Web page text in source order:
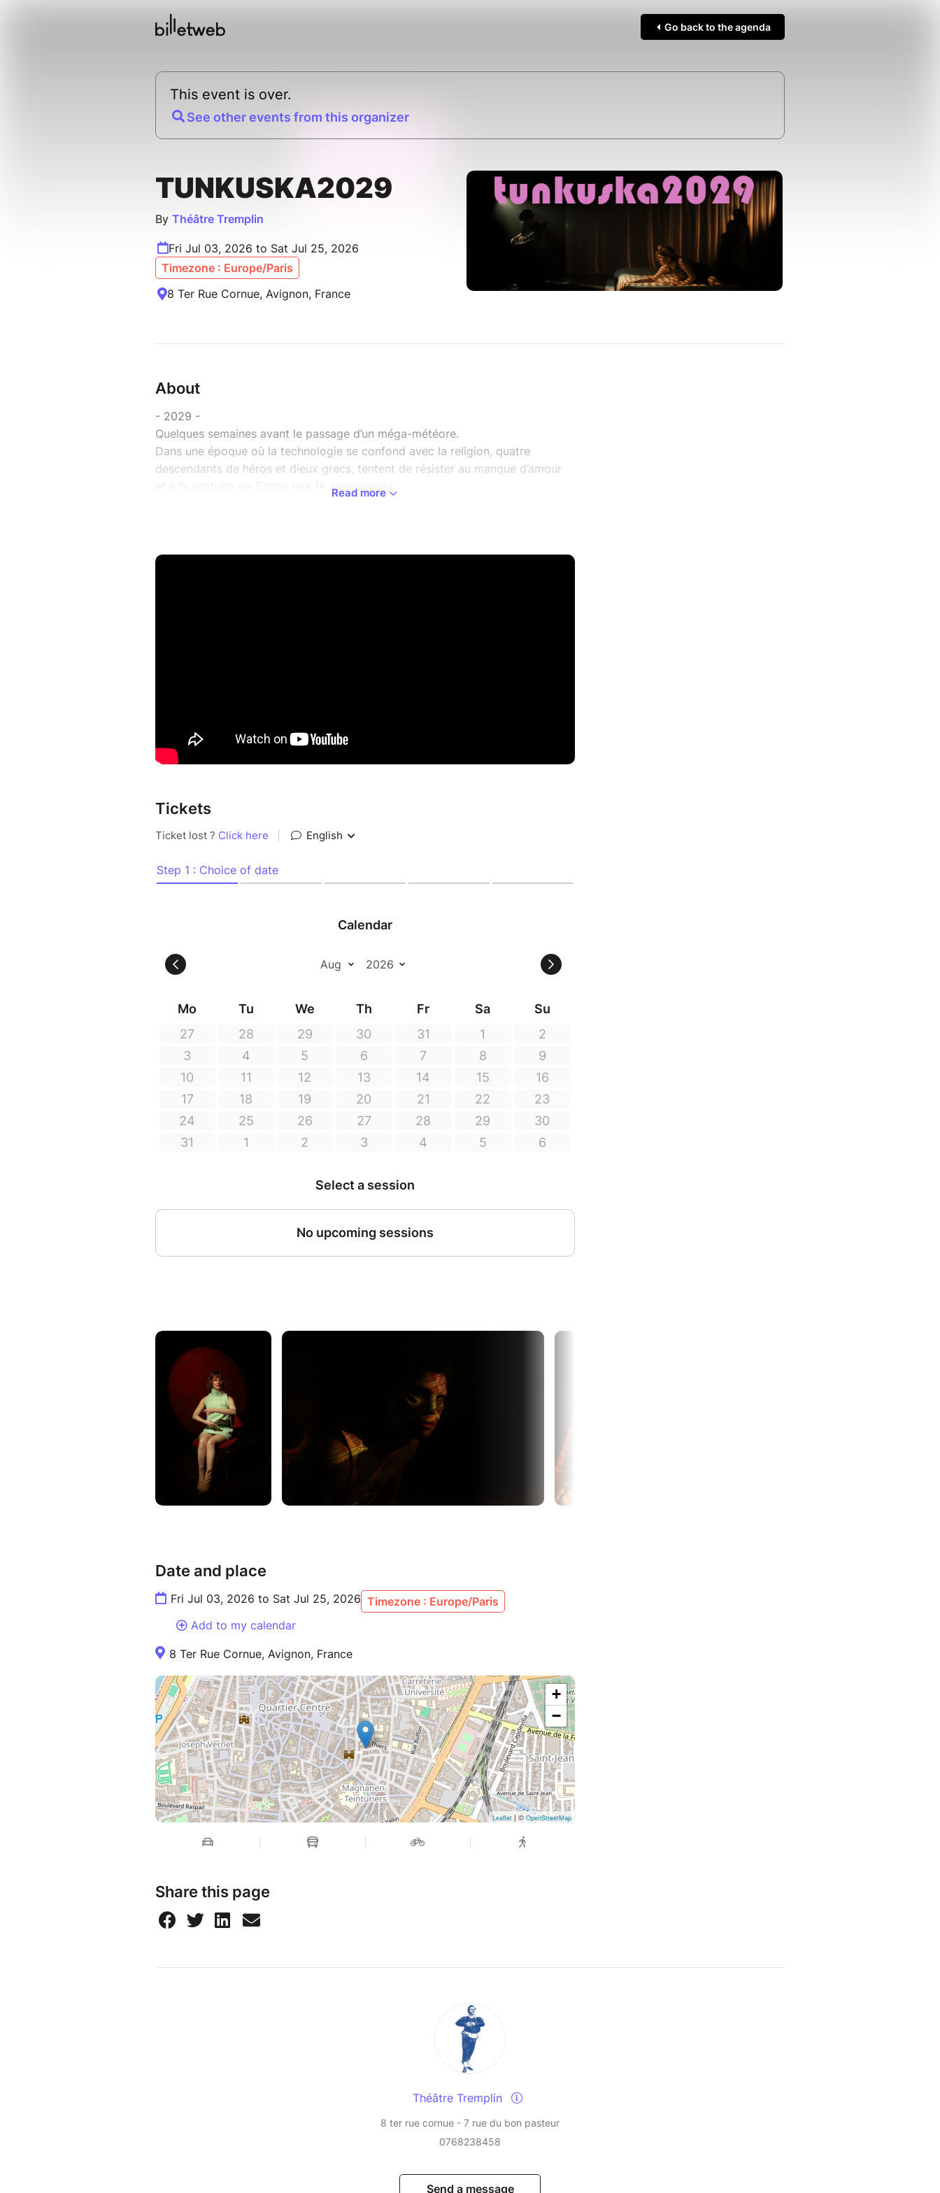
Go back to the agenda
This event is over.
See other events from this organizer
TUNKUSKA2029
By Théâtre Tremplin
Fri Jul 03, 2026 to Sat Jul 25, 2026
Timezone : Europe/Paris
8 Ter Rue Cornue, Avignon, France
About
- 2029 -
Quelques semaines avant le passage d’un méga-météore.
Dans une époque où la technologie se confond avec la religion, quatre
descendants de héros et dieux grecs, tentent de résister au manque d’amour
et à la solitude via Erinye leur IA omnisciente.
Récompenses :
création :
Lucile Seguin
interprétation :
Marc Delétoille
Louise Delilez
Guillaume Martinez
Mathilde Salmon
Valentin Béru
Nathan Guillory
Read more
Tickets
Date and place
Fri Jul 03, 2026 to Sat Jul 25, 2026 Timezone : Europe/Paris
Add to my calendar
8 Ter Rue Cornue, Avignon, France
+
−
Leaflet | © OpenStreetMap
Share this page
Théâtre Tremplin
8 ter rue cornue - 7 rue du bon pasteur
0768238458
Send a message